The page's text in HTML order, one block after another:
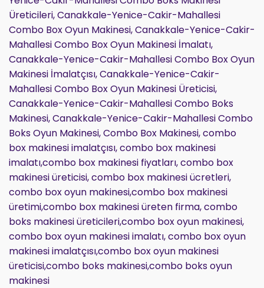
Üreticileri, Canakkale-Yenice-Cakir-Mahallesi
Combo Box Oyun Makinesi, Canakkale-Yenice-Cakir-
Mahallesi Combo Box Oyun Makinesi İmalatı,
Canakkale-Yenice-Cakir-Mahallesi Combo Box Oyun
Makinesi İmalatçısı, Canakkale-Yenice-Cakir-
Mahallesi Combo Box Oyun Makinesi Üreticisi,
Canakkale-Yenice-Cakir-Mahallesi Combo Boks
Makinesi, Canakkale-Yenice-Cakir-Mahallesi Combo
Boks Oyun Makinesi, Combo Box Makinesi, combo
box makinesi imalatçısı, combo box makinesi
imalatı,combo box makinesi fiyatları, combo box
makinesi üreticisi, combo box makinesi ücretleri,
combo box oyun makinesi,combo box makinesi
üretimi,combo box makinesi üreten firma, combo
boks makinesi üreticileri,combo box oyun makinesi,
combo box oyun makinesi imalatı, combo box oyun
makinesi imalatçısı,combo box oyun makinesi
üreticisi,combo boks makinesi,combo boks oyun
makinesi